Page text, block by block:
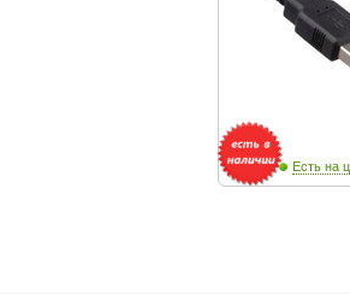
Есть на